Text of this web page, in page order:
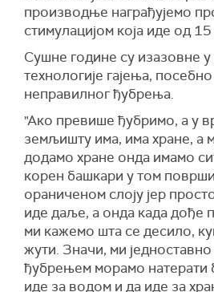
производње награђујемо
стимулацијом која иде од
Сушне године су изазовне
технологије гајења,
неправилног ђубрења.
"Ако превише ђубримо, а у
земљишту има, има хране, а
додамо хране онда имамо
корен башкари у том
ораниченом слоју јер
иде даље, а онда када дође
ми кажемо шта се десило,
жути. Значи, ми
ђубрењем морамо натерати
иде за водом и да иде за